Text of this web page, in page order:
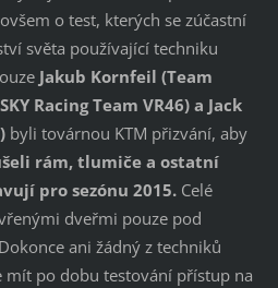
o test, kterých se zúčastní
světa používající techniku
Jakub Kornfeil (Team
Racing Team VR46) a Jack
byli továrnou KTM přizvání, aby
rám, tlumiče a ostatní
pro sezónu 2015.Celé
dveřmi pouze pod
ani žádný z techniků
mít po dobu testování přístup na